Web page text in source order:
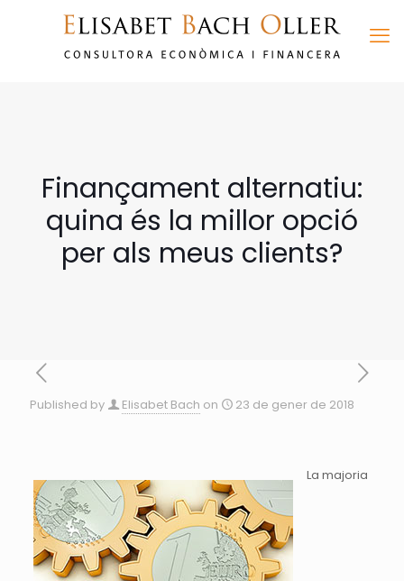
Finançament alternatiu:
quina és la millor opció
per als meus clients?
Published by Elisabet Bach on 23 de gener de 2018
La majoria